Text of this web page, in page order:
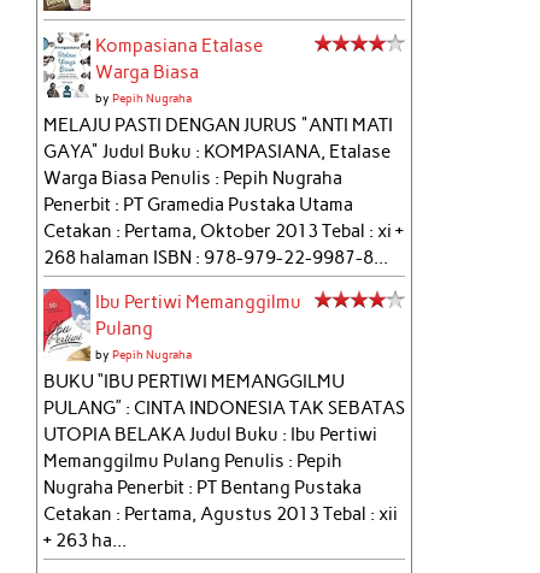
Kompasiana Etalase
Warga Biasa
byPepih Nugraha
MELAJU PASTI DENGAN JURUS "ANTI MATI
GAYA" Judul Buku : KOMPASIANA, Etalase
Warga Biasa Penulis : Pepih Nugraha
Penerbit : PT Gramedia Pustaka Utama
Cetakan : Pertama, Oktober 2013 Tebal : xi +
268 halaman ISBN : 978-979-22-9987-8...
Ibu Pertiwi Memanggilmu
Pulang
byPepih Nugraha
BUKU “IBU PERTIWI MEMANGGILMU
PULANG” : CINTA INDONESIA TAK SEBATAS
UTOPIA BELAKA Judul Buku : Ibu Pertiwi
Memanggilmu Pulang Penulis : Pepih
Nugraha Penerbit : PT Bentang Pustaka
Cetakan : Pertama, Agustus 2013 Tebal : xii
+ 263 ha...